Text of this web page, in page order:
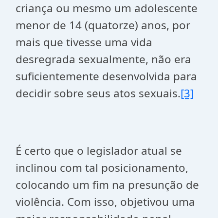
criança ou mesmo um adolescente
menor de 14 (quatorze) anos, por
mais que tivesse uma vida
desregrada sexualmente, não era
suficientemente desenvolvida para
decidir sobre seus atos sexuais.[3]
É certo que o legislador atual se
inclinou com tal posicionamento,
colocando um fim na presunção de
violência. Com isso, objetivou uma